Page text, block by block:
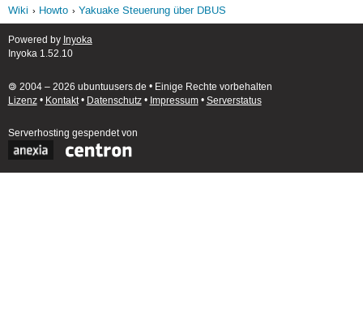
Wiki
Howto Yakuake Steuerung über DBUS
Powered by Inyoka
Inyoka 1.52.10
🄯 2004 – 2026 ubuntuusers.de • Einige Rechte vorbehalten
Lizenz• Kontakt• Datenschutz• Impressum• Serverstatus
Serverhosting gespendet von